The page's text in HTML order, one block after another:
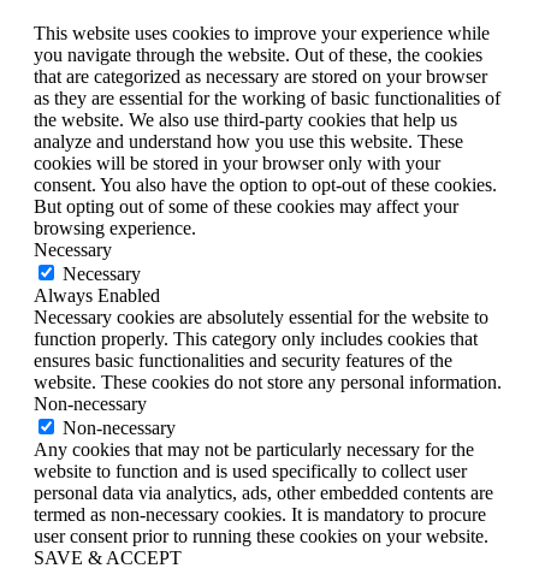
This website uses cookies to improve your experience while
you navigate through the website. Out of these, the cookies
that are categorized as necessary are stored on your browser
as they are essential for the working of basic functionalities of
the website. We also use third-party cookies that help us
analyze and understand how you use this website. These
cookies will be stored in your browser only with your
consent. You also have the option to opt-out of these cookies.
But opting out of some of these cookies may affect your
browsing experience.
Necessary
Necessary
Always Enabled
Necessary cookies are absolutely essential for the website to
function properly. This category only includes cookies that
ensures basic functionalities and security features of the
website. These cookies do not store any personal information.
Non-necessary
Non-necessary
Any cookies that may not be particularly necessary for the
website to function and is used specifically to collect user
personal data via analytics, ads, other embedded contents are
termed as non-necessary cookies. It is mandatory to procure
user consent prior to running these cookies on your website.
SAVE & ACCEPT